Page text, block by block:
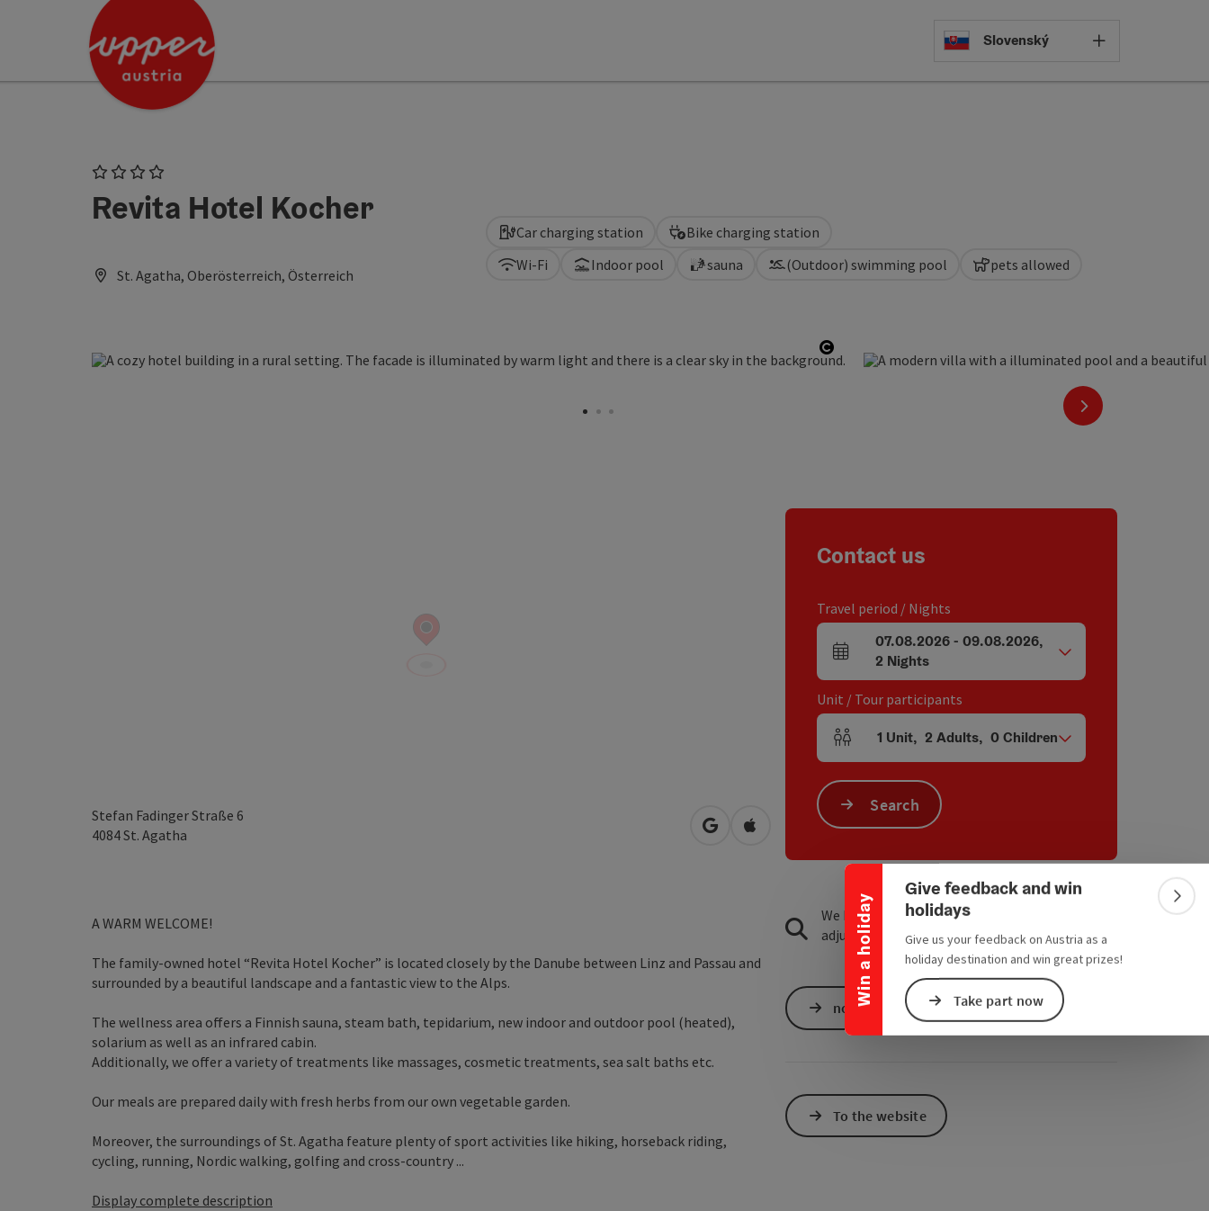
Accesskey
Accesskey
Win a holiday
Collapse banner
Give feedback and win
holidays
Give us your feedback on Austria as a
holiday destination and win great prizes!
Take part now
Select
Slovenský
Revita Hotel Kocher
St. Agatha, Oberösterreich, Österreich
Open copyright
next slide
Wi-Fi Indoor pool sauna (Outdoor) swimming pool pets allowed
Car charging station Bike charging station
Stefan Fadinger Straße 6
4084St. Agatha open in Google Maps
Open in Apple Maps
A WARM WELCOME!
The family-owned hotel “Revita Hotel Kocher” is located closely by the Danube between Linz and Passau and
surrounded by a beautiful landscape and a fantastic view to the Alps.
The wellness area offers a Finnish sauna, steam bath, tepidarium, new indoor and outdoor pool (heated),
solarium as well as an infrared cabin.
Additionally, we offer a variety of treatments like massages, cosmetic treatments, sea salt baths etc.
Our meals are prepared daily with fresh herbs from our own vegetable garden.
Moreover, the surroundings of St. Agatha feature plenty of sport activities like hiking, horseback riding,
cycling, running, Nordic walking, golfing and cross-country ...
Display complete description
Contact us
Travel period / Nights
arrival and departure fields
07.08.2026- 09.08.2026,
2 Nights
Unit / Tour participants
Number of units and person fields
1 Unit, 2 Adults, 0 Children
Search
We have not found any search results. Please
adjust the filter functions!
non-binding inquiry
To the website